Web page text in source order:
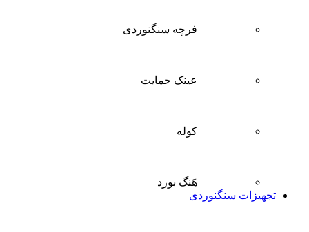
فرچه سنگنوردی
عینک حمایت
کوله
هَنگ بورد
تجهیزات سنگنوردی